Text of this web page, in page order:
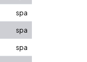
spa
spa
spa